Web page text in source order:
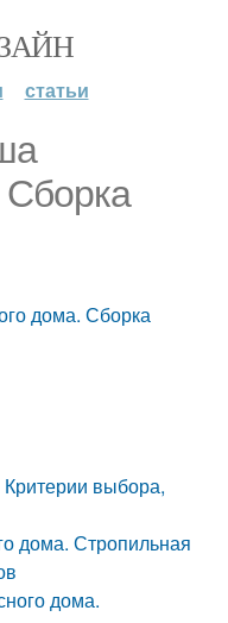
статьи
Сборка
дома. Сборка
выбора,
дома. Стропильная
дома.